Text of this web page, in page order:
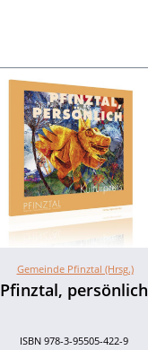
Gemeinde Pfinztal (Hrsg.)
Pfinztal, persönlich
ISBN 978-3-95505-422-9